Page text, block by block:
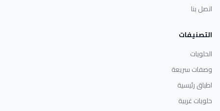
اتصل بنا
التصنيفات
الحلويات
وصفات سريعة
اطباق رئيسية
حلويات غربية